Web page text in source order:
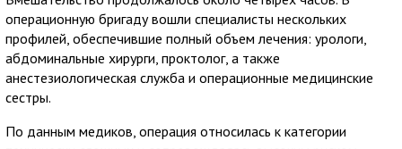
операционную бригаду вошли специалисты нескольких
профилей, обеспечившие полный объем лечения: урологи,
абдоминальные хирурги, проктолог, а также
анестезиологическая служба и операционные медицинские
сестры.
По данным медиков, операция относилась к категории